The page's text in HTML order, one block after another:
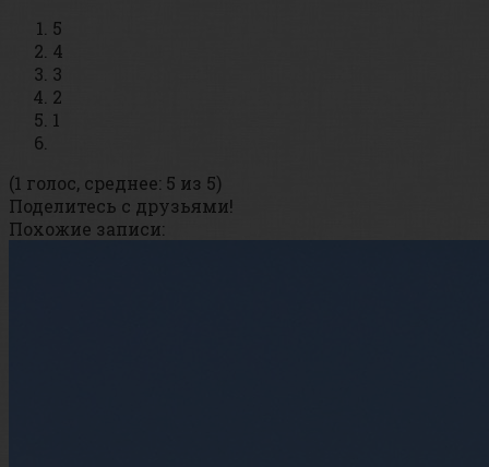
5
4
3
2
1
(1 голос, среднее: 5 из 5)
Поделитесь с друзьями!
Похожие записи: